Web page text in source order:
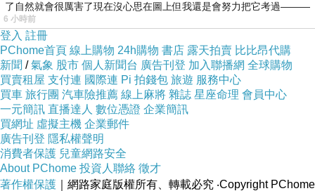
愛戀他七年，卻始終只能忽遠忽近地瞭望他，大
學四年，唯有許聆安是他曾安心停留過的墨色。
至於鍾心明，則遲遲無法被他歸類、定位。
鍾心明自己是未乾的水泥池，被何雨峰一腳
踩過，烙下一枚幾世也忘不了的承諾印記。她拖
著沉重的前世記憶，知道自己永遠都當不成鋼
筆，無法遊刃有餘地旋舞於色澤繽紛的愛情世
界，重複進行拆卸、洗淨、再拆卸、再洗淨的遊
戲人間儀式。她只能是苦守何雨峰腳印的水泥
了自然就會很厲害了現在沒心思在圖上但我還是會努力把它考過———
6 小時前
登入 註冊
PChome首頁 線上購物 24h購物 書店 露天拍賣 比比昂代購
新聞 /氣象 股市 個人新聞台 廣告刊登 加入聯播網 全球購物
買賣租屋 支付連 國際連 Pi 拍錢包 旅遊 服務中心
買車 旅行團 汽車險推薦 線上麻將 雜誌 星座命理 會員中心
一元簡訊 直播達人 數位憑證 企業簡訊
買網址 虛擬主機 企業郵件
廣告刊登 隱私權聲明
消費者保護 兒童網路安全
About PChome 投資人聯絡 徵才
著作權保護 ｜網路家庭版權所有、轉載必究 ‧Copyright PChome